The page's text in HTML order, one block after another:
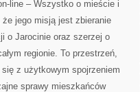
line – Wszystko o mieście i
że jego misją jest zbieranie
o Jarocinie oraz szerzej o
regionie. To przestrzeń,
z użytkowym spojrzeniem
sprawy mieszkańców